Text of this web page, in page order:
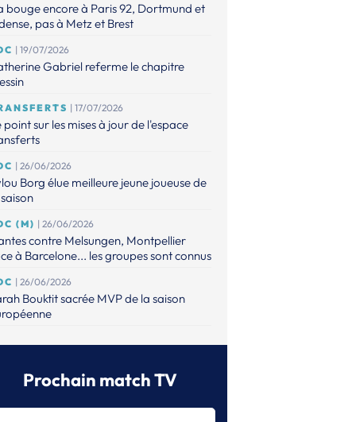
bouge encore à Paris 92, Dortmund et
pas à Metz et Brest
| 19/07/2026
Gabriel referme le chapitre
| 17/07/2026
point sur les mises à jour de l'espace
| 26/06/2026
Borg élue meilleure jeune joueuse de
(M) | 26/06/2026
contre Melsungen, Montpellier
à Barcelone... les groupes sont connus
| 26/06/2026
Bouktit sacrée MVP de la saison
(M) | 25/06/2026
Prochain match TV